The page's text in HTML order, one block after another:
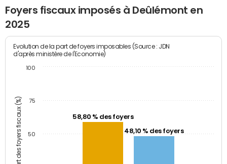
Foyers fiscaux imposés à Deûlémont en
2025
Part des foyers fiscaux (%)
Evolution de la part de foyers imposables (Source : JDN
d'après ministère de l'Economie)
58,80 % des foyers
48,10 % des foyers
50
75
100